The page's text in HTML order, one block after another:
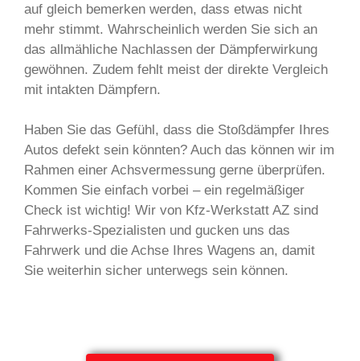
auf gleich bemerken werden, dass etwas nicht
mehr stimmt. Wahrscheinlich werden Sie sich an
das allmähliche Nachlassen der Dämpferwirkung
gewöhnen. Zudem fehlt meist der direkte Vergleich
mit intakten Dämpfern.
Haben Sie das Gefühl, dass die Stoßdämpfer Ihres
Autos defekt sein könnten? Auch das können wir im
Rahmen einer Achsvermessung gerne überprüfen.
Kommen Sie einfach vorbei – ein regelmäßiger
Check ist wichtig! Wir von Kfz-Werkstatt AZ sind
Fahrwerks-Spezialisten und gucken uns das
Fahrwerk und die Achse Ihres Wagens an, damit
Sie weiterhin sicher unterwegs sein können.